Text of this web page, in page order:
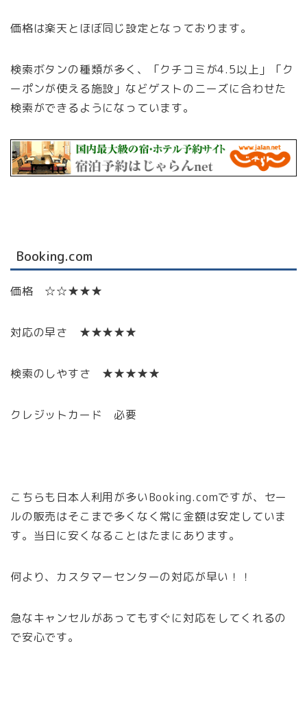
価格は楽天とほぼ同じ設定となっております。
検索ボタンの種類が多く、「クチコミが4.5以上」「ク
ーポンが使える施設」などゲストのニーズに合わせた
検索ができるようになっています。
Booking.com
価格 ☆☆★★★
対応の早さ ★★★★★
検索のしやすさ ★★★★★
クレジットカード 必要
こちらも日本人利用が多いBooking.comですが、セー
ルの販売はそこまで多くなく常に金額は安定していま
す。当日に安くなることはたまにあります。
何より、カスタマーセンターの対応が早い！！
急なキャンセルがあってもすぐに対応をしてくれるの
で安心です。